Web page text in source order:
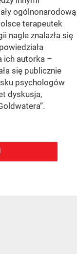
ogólnonarodową
terapeutek
nagle znalazła się
ich autorka –
się publicznie
psychologów
dyskusja,